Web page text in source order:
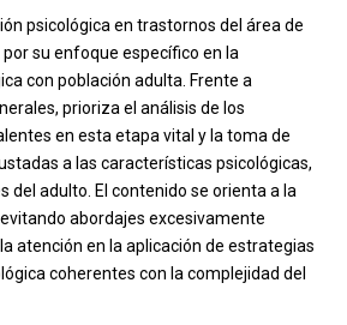
psicológica en trastornos del área de
su enfoque específico en la
con población adulta. Frente a
prioriza el análisis de los
en esta etapa vital y la toma de
a las características psicológicas,
del adulto. El contenido se orienta a la
abordajes excesivamente
atención en la aplicación de estrategias
coherentes con la complejidad del